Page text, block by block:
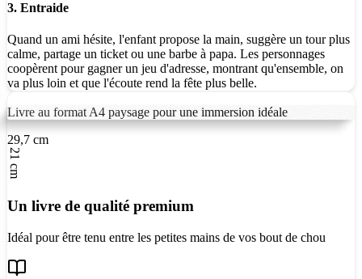
3. Entraide
Quand un ami hésite, l'enfant propose la main, suggère un tour plus
calme, partage un ticket ou une barbe à papa. Les personnages
coopèrent pour gagner un jeu d'adresse, montrant qu'ensemble, on
va plus loin et que l'écoute rend la fête plus belle.
Livre au format A4 paysage pour une immersion idéale
29,7 cm
21 cm
Un livre de qualité premium
Idéal pour être tenu entre les petites mains de vos bout de chou